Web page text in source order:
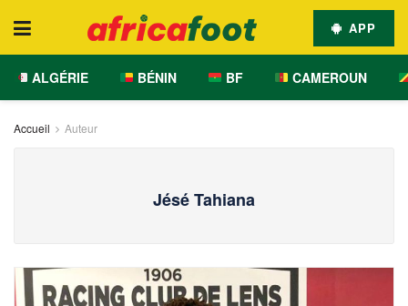
APP
ALGÉRIE BÉNIN BF CAMEROUN
Accueil Auteur
Jésé Tahiana